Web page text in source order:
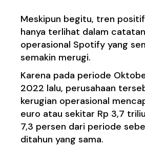
Meskipun begitu, tren
hanya terlihat dalam
operasional Spotify yang
semakin merugi.
Karena pada periode
2022 lalu, perusahaan
kerugian operasional
euro atau sekitar Rp 3,7
7,3 persen dari periode
ditahun yang sama.